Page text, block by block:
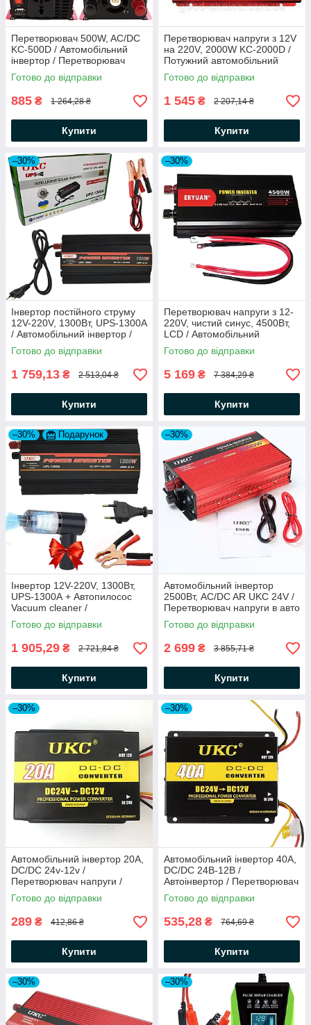
Перетворювач 500W, AC/DC
KC-500D / Автомобільний
інвертор / Перетворювач
напруги
Готово до відправки
885 ₴ 1 264,28 ₴
Купити
Перетворювач напруги з 12V
на 220V, 2000W KC-2000D /
Потужний автомобільний
інвертор з LCD дисплеєм
Готово до відправки
1 545 ₴ 2 207,14 ₴
Купити
–30%
Інвертор постійного струму
12V-220V, 1300Вт, UPS-1300А
/ Автомобільний інвертор /
Інвертор напруги
Готово до відправки
1 759,13 ₴ 2 513,04 ₴
Купити
–30%
Перетворювач напруги з 12-
220V, чистий синус, 4500Вт,
LCD / Автомобільний
інвертор з чистою
синусоїдою
Готово до відправки
5 169 ₴ 7 384,29 ₴
Купити
–30% Подарунок
Інвертор 12V-220V, 1300Вт,
UPS-1300А + Автопилосос
Vacuum cleaner /
Автомобільний інвертор
Готово до відправки
1 905,29 ₴ 2 721,84 ₴
Купити
–30%
Автомобільний інвертор
2500Вт, AC/DC AR UKC 24V /
Перетворювач напруги в авто
Готово до відправки
2 699 ₴ 3 855,71 ₴
Купити
–30%
Автомобільний інвертор 20A,
DC/DC 24v-12v /
Перетворювач напруги /
Автоінвертор
Готово до відправки
289 ₴ 412,86 ₴
Купити
–30%
Автомобільний інвертор 40A,
DC/DC 24В-12В /
Автоінвертор / Перетворювач
напруги для авто
Готово до відправки
535,28 ₴ 764,69 ₴
Купити
–30% –30%